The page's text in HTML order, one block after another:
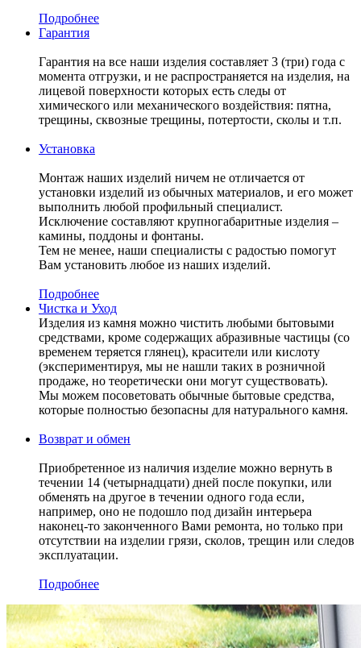
Подробнее
Гарантия
Гарантия на все наши изделия составляет 3 (три) года с
момента отгрузки, и не распространяется на изделия, на
лицевой поверхности которых есть следы от
химического или механического воздействия: пятна,
трещины, сквозные трещины, потертости, сколы и т.п.
Установка
Монтаж наших изделий ничем не отличается от
установки изделий из обычных материалов, и его может
выполнить любой профильный специалист.
Исключение составляют крупногабаритные изделия –
камины, поддоны и фонтаны.
Тем не менее, наши специалисты с радостью помогут
Вам установить любое из наших изделий.
Подробнее
Чистка и Уход
Изделия из камня можно чистить любыми бытовыми
средствами, кроме содержащих абразивные частицы (со
временем теряется глянец), красители или кислоту
(экспериментируя, мы не нашли таких в розничной
продаже, но теоретически они могут существовать).
Мы можем посоветовать обычные бытовые средства,
которые полностью безопасны для натурального камня.
Возврат и обмен
Приобретенное из наличия изделие можно вернуть в
течении 14 (четырнадцати) дней после покупки, или
обменять на другое в течении одного года если,
например, оно не подошло под дизайн интерьера
наконец-то законченного Вами ремонта, но только при
отсутствии на изделии грязи, сколов, трещин или следов
эксплуатации.
Подробнее